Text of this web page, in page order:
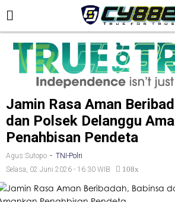
Jamin Rasa Aman
dan Polsek Delanggu
Penahbisan Pendeta
Agus Sutopo - TNI-Polri
Selasa, 02 Juni 2026 - 16:30 WIB
108x